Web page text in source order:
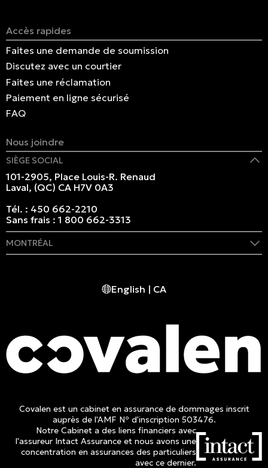
Accès rapides
Faites une demande de soumission
Discutez avec un courtier
Faites une réclamation
Paiement en ligne sécurisé
FAQ
Nous joindre
SIÈGE SOCIAL
101-2905, Place Louis-R. Renaud
Laval, (QC) CA H7V 0A3
Tél. : 450 662-2210
Sans frais :1 800 662-3313
MONTRÉAL
English | CA
Covalen est un cabinet en assurance de dommages inscrit
auprès de l'AMF Nº d'inscription 503476.
Notre Cabinet a des liens financiers avec
l'assureur Intact Assurance et nous avons une
concentration en assurances des particuliers
avec ce dernier.